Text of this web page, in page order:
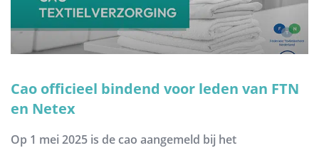
Cao officieel bindend voor leden van FTN
en Netex
Op 1 mei 2025 is de cao aangemeld bij het